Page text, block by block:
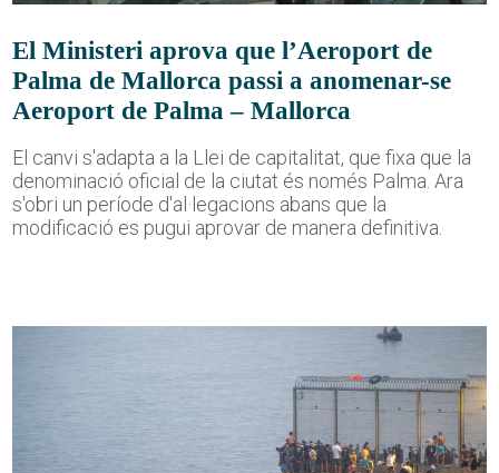
El Ministeri aprova que l’Aeroport de
Palma de Mallorca passi a anomenar-se
Aeroport de Palma – Mallorca
El canvi s'adapta a la Llei de capitalitat, que fixa que la
denominació oficial de la ciutat és només Palma. Ara
s'obri un període d'al·legacions abans que la
modificació es pugui aprovar de manera definitiva.